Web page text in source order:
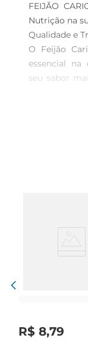
FEIJÃO
Nutrição na
Qualidade e
O Feijão
essencial na
seu sabor
preparar
consumo
O Feijão
R$ 8,79